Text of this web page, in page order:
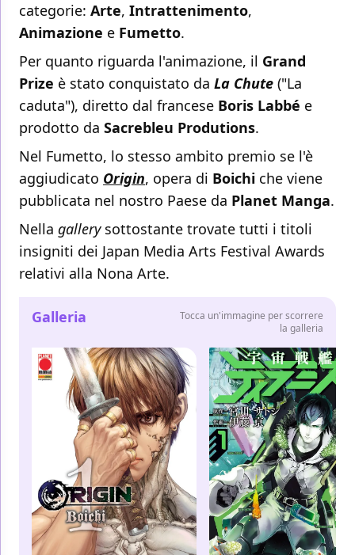
categorie: Arte, Intrattenimento,
Animazione e Fumetto.
Per quanto riguarda l'animazione, il Grand
Prize è stato conquistato da La Chute ("La
caduta"), diretto dal francese Boris Labbé e
prodotto da Sacrebleu Produtions.
Nel Fumetto, lo stesso ambito premio se l'è
aggiudicato Origin, opera di Boichi che viene
pubblicata nel nostro Paese da Planet Manga.
Nella gallerysottostante trovate tutti i titoli
insigniti dei Japan Media Arts Festival Awards
relativi alla Nona Arte.
Galleria
Tocca un'immagine per scorrere
la galleria